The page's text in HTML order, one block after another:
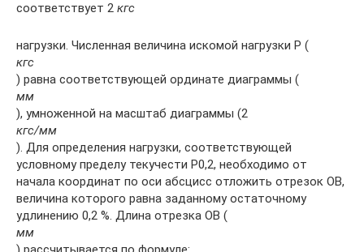
соответствует 2 кгс
нагрузки. Численная величина искомой нагрузки Р (
кгс
) равна соответствующей ординате диаграммы (
мм
), умноженной на масштаб диаграммы (2
кгс/мм
). Для определения нагрузки, соответствующей
условному пределу текучести Р0,2, необходимо от
начала координат по оси абсцисс отложить отрезок ОВ,
величина которого равна заданному остаточному
удлинению 0,2 %. Длина отрезка ОВ (
мм